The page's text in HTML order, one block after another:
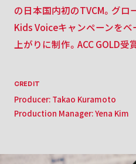
の日本国内初のTVCM。 グロ
Kids Voiceキャンペーンを
上がりに制作。 ACC GOLD受
CREDIT
Producer: Takao Kuramoto
Production Manager: Yena Kim